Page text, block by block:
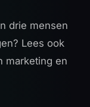
drie mensen
Lees ook
marketing en